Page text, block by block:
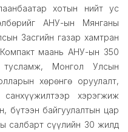
хотын нийт ус
АНУ-ын Мянганы
Засгийн газар хамтран
маань АНУ-ын 350
тусламж, Монгол Улсын
хөрөнгө оруулалт,
хэрэгжиж
бүтээн байгуулалтын цар
салбарт сүүлийн 30 жилд